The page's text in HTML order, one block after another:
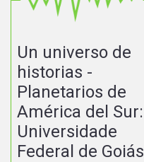
Un universo de
historias -
Planetarios de
América del Sur:
Universidade
Federal de Goiás